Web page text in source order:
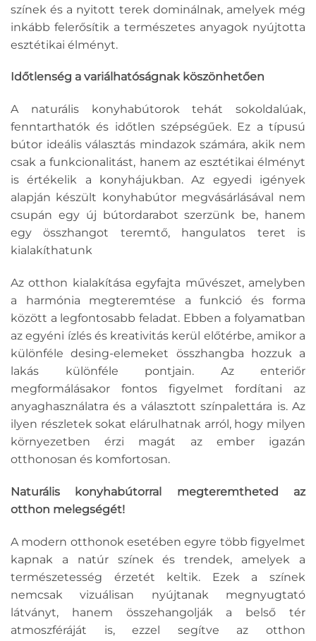
színek és a nyitott terek dominálnak, amelyek még
inkább felerősítik a természetes anyagok nyújtotta
esztétikai élményt.
Időtlenség a variálhatóságnak köszönhetően
A naturális konyhabútorok tehát sokoldalúak,
fenntarthatók és időtlen szépségűek. Ez a típusú
bútor ideális választás mindazok számára, akik nem
csak a funkcionalitást, hanem az esztétikai élményt
is értékelik a konyhájukban. Az egyedi igények
alapján készült konyhabútor megvásárlásával nem
csupán egy új bútordarabot szerzünk be, hanem
egy összhangot teremtő, hangulatos teret is
kialakíthatunk
Az otthon kialakítása egyfajta művészet, amelyben
a harmónia megteremtése a funkció és forma
között a legfontosabb feladat. Ebben a folyamatban
az egyéni ízlés és kreativitás kerül előtérbe, amikor a
különféle desing-elemeket összhangba hozzuk a
lakás különféle pontjain. Az enteriőr
megformálásakor fontos figyelmet fordítani az
anyaghasználatra és a választott színpalettára is. Az
ilyen részletek sokat elárulhatnak arról, hogy milyen
környezetben érzi magát az ember igazán
otthonosan és komfortosan.
Naturális konyhabútorral megteremtheted az
otthon melegségét!
A modern otthonok esetében egyre több figyelmet
kapnak a natúr színek és trendek, amelyek a
természetesség érzetét keltik. Ezek a színek
nemcsak vizuálisan nyújtanak megnyugtató
látványt, hanem összehangolják a belső tér
atmoszféráját is, ezzel segítve az otthon